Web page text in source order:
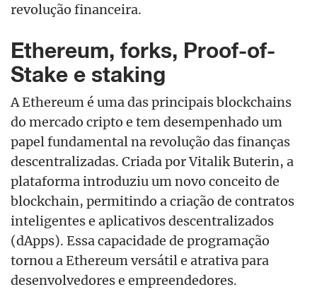
revolução financeira.
Ethereum, forks, Proof-of-
Stake e staking
A Ethereum é uma das principais blockchains
do mercado cripto e tem desempenhado um
papel fundamental na revolução das finanças
descentralizadas. Criada por Vitalik Buterin, a
plataforma introduziu um novo conceito de
blockchain, permitindo a criação de contratos
inteligentes e aplicativos descentralizados
(dApps). Essa capacidade de programação
tornou a Ethereum versátil e atrativa para
desenvolvedores e empreendedores.